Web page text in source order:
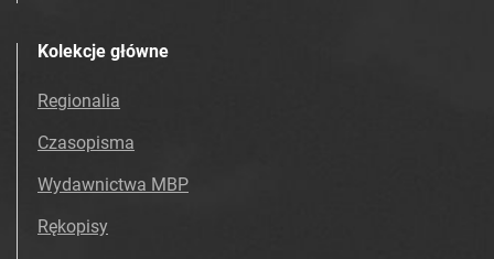
Feliksa Dzierżyńskiego. 1968, nr 48
Tarnowskie Azoty : Organ Samorządu
Feliksa Dzierżyńskiego. 1968, nr 49
Tarnowskie Azoty : Organ Samorządu
Feliksa Dzierżyńskiego. 1968, nr 50
Kolekcje główne
Regionalia
Czasopisma
Wydawnictwa MBP
Rękopisy